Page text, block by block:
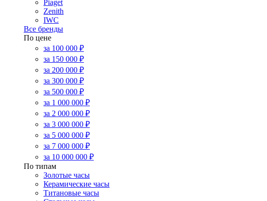
Piaget
Zenith
IWC
Все бренды
По цене
за 100 000 ₽
за 150 000 ₽
за 200 000 ₽
за 300 000 ₽
за 500 000 ₽
за 1 000 000 ₽
за 2 000 000 ₽
за 3 000 000 ₽
за 5 000 000 ₽
за 7 000 000 ₽
за 10 000 000 ₽
По типам
Золотые часы
Керамические часы
Титановые часы